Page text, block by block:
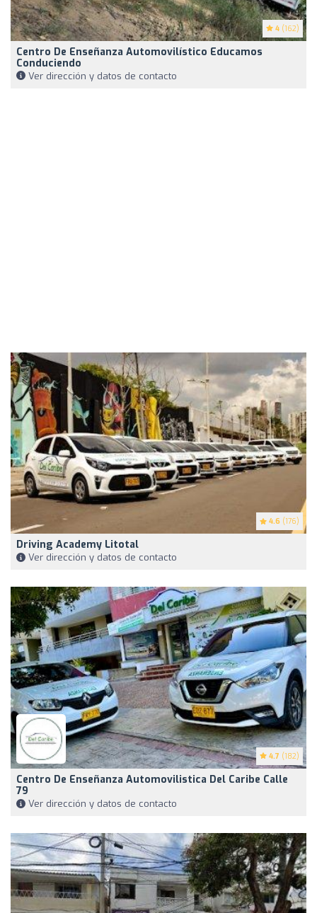
4 (162)
Centro De Enseñanza Automovilístico Educamos
Conduciendo
Ver dirección y datos de contacto
4.6 (176)
Driving Academy Litotal
Ver dirección y datos de contacto
4.7 (182)
Centro De Enseñanza Automovilistica Del Caribe Calle
79
Ver dirección y datos de contacto